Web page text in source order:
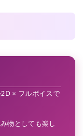
× フルボイスで
物としても楽し